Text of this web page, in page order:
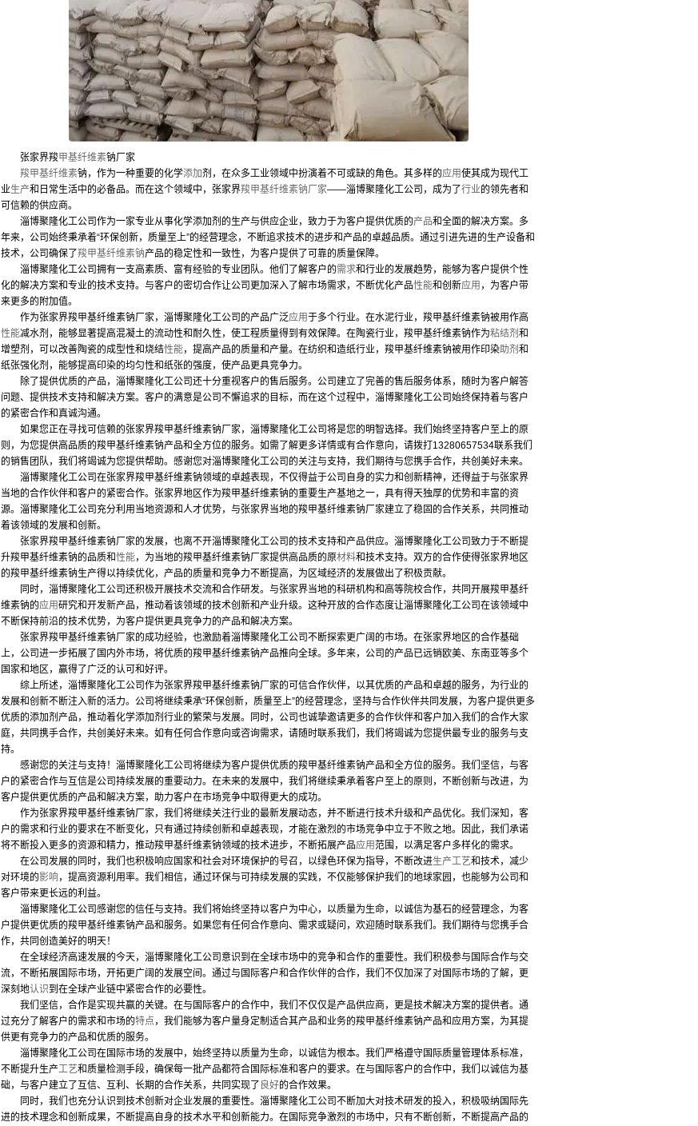
张家界羧甲基纤维素钠厂家
羧甲基纤维素钠，作为一种重要的化学添加剂，在众多工业领域中扮演着不可或缺的角色。其多样的应用使其成为现代工
业生产和日常生活中的必备品。而在这个领域中，张家界羧甲基纤维素钠厂家——淄博聚隆化工公司，成为了行业的领先者和
可信赖的供应商。
淄博聚隆化工公司作为一家专业从事化学添加剂的生产与供应企业，致力于为客户提供优质的产品和全面的解决方案。多
年来，公司始终秉承着“环保创新，质量至上”的经营理念，不断追求技术的进步和产品的卓越品质。通过引进先进的生产设备和
技术，公司确保了羧甲基纤维素钠产品的稳定性和一致性，为客户提供了可靠的质量保障。
淄博聚隆化工公司拥有一支高素质、富有经验的专业团队。他们了解客户的需求和行业的发展趋势，能够为客户提供个性
化的解决方案和专业的技术支持。与客户的密切合作让公司更加深入了解市场需求，不断优化产品性能和创新应用 ，为客户带
来更多的附加值。
作为张家界羧甲基纤维素钠厂家，淄博聚隆化工公司的产品广泛应用于多个行业。在水泥行业，羧甲基纤维素钠被用作高
性能减水剂，能够显著提高混凝土的流动性和耐久性，使工程质量得到有效保障。在陶瓷行业，羧甲基纤维素钠作为粘结剂 和
增塑剂，可以改善陶瓷的成型性和烧结性能，提高产品的质量和产量。在纺织和造纸行业，羧甲基纤维素钠被用作印染助剂 和
纸张强化剂，能够提高印染的均匀性和纸张的强度，使产品更具竞争力。
除了提供优质的产品，淄博聚隆化工公司还十分重视客户的售后服务。公司建立了完善的售后服务体系，随时为客户解答
问题、提供技术支持和解决方案。客户的满意是公司不懈追求的目标，而在这个过程中，淄博聚隆化工公司始终保持着与客户
的紧密合作和真诚沟通。
如果您正在寻找可信赖的张家界羧甲基纤维素钠厂家，淄博聚隆化工公司将是您的明智选择。我们始终坚持客户至上的原
则，为您提供高品质的羧甲基纤维素钠产品和全方位的服务。如需了解更多详情或有合作意向，请拨打13280657534联系我们
的销售团队，我们将竭诚为您提供帮助。感谢您对淄博聚隆化工公司的关注与支持，我们期待与您携手合作，共创美好未来。
淄博聚隆化工公司在张家界羧甲基纤维素钠领域的卓越表现，不仅得益于公司自身的实力和创新精神，还得益于与张家界
当地的合作伙伴和客户的紧密合作。张家界地区作为羧甲基纤维素钠的重要生产基地之一，具有得天独厚的优势和丰富的资
源。淄博聚隆化工公司充分利用当地资源和人才优势，与张家界当地的羧甲基纤维素钠厂家建立了稳固的合作关系，共同推动
着该领域的发展和创新。
张家界羧甲基纤维素钠厂家的发展，也离不开淄博聚隆化工公司的技术支持和产品供应。淄博聚隆化工公司致力于不断提
升羧甲基纤维素钠的品质和性能，为当地的羧甲基纤维素钠厂家提供高品质的原材料和技术支持。双方的合作使得张家界地区
的羧甲基纤维素钠生产得以持续优化，产品的质量和竞争力不断提高，为区域经济的发展做出了积极贡献。
同时，淄博聚隆化工公司还积极开展技术交流和合作研发。与张家界当地的科研机构和高等院校合作，共同开展羧甲基纤
维素钠的应用研究和开发新产品，推动着该领域的技术创新和产业升级。这种开放的合作态度让淄博聚隆化工公司在该领域中
不断保持前沿的技术优势，为客户提供更具竞争力的产品和解决方案。
张家界羧甲基纤维素钠厂家的成功经验，也激励着淄博聚隆化工公司不断探索更广阔的市场。在张家界地区的合作基础
上，公司进一步拓展了国内外市场，将优质的羧甲基纤维素钠产品推向全球。多年来，公司的产品已远销欧美、东南亚等多个
国家和地区，赢得了广泛的认可和好评。
综上所述，淄博聚隆化工公司作为张家界羧甲基纤维素钠厂家的可信合作伙伴，以其优质的产品和卓越的服务，为行业的
发展和创新不断注入新的活力。公司将继续秉承“环保创新，质量至上”的经营理念，坚持与合作伙伴共同发展，为客户提供更多
优质的添加剂产品，推动着化学添加剂行业的繁荣与发展。同时，公司也诚挚邀请更多的合作伙伴和客户加入我们的合作大家
庭，共同携手合作，共创美好未来。如有任何合作意向或咨询需求，请随时联系我们，我们将竭诚为您提供最专业的服务与支
持。
感谢您的关注与支持！淄博聚隆化工公司将继续为客户提供优质的羧甲基纤维素钠产品和全方位的服务。我们坚信，与客
户的紧密合作与互信是公司持续发展的重要动力。在未来的发展中，我们将继续秉承着客户至上的原则，不断创新与改进，为
客户提供更优质的产品和解决方案，助力客户在市场竞争中取得更大的成功。
作为张家界羧甲基纤维素钠厂家，我们将继续关注行业的最新发展动态，并不断进行技术升级和产品优化。我们深知，客
户的需求和行业的要求在不断变化，只有通过持续创新和卓越表现，才能在激烈的市场竞争中立于不败之地。因此，我们承诺
将不断投入更多的资源和精力，推动羧甲基纤维素钠领域的技术进步，不断拓展产品应用范围，以满足客户多样化的需求。
在公司发展的同时，我们也积极响应国家和社会对环境保护的号召，以绿色环保为指导，不断改进生产工艺和技术，减少
对环境的影响 ，提高资源利用率。我们相信，通过环保与可持续发展的实践，不仅能够保护我们的地球家园，也能够为公司和
客户带来更长远的利益。
淄博聚隆化工公司感谢您的信任与支持。我们将始终坚持以客户为中心，以质量为生命，以诚信为基石的经营理念，为客
户提供更优质的羧甲基纤维素钠产品和服务。如果您有任何合作意向、需求或疑问，欢迎随时联系我们。我们期待与您携手合
作，共同创造美好的明天！
在全球经济高速发展的今天，淄博聚隆化工公司意识到在全球市场中的竞争和合作的重要性。我们积极参与国际合作与交
流，不断拓展国际市场，开拓更广阔的发展空间。通过与国际客户和合作伙伴的合作，我们不仅加深了对国际市场的了解，更
深刻地认识到在全球产业链中紧密合作的必要性。
我们坚信，合作是实现共赢的关键。在与国际客户的合作中，我们不仅仅是产品供应商，更是技术解决方案的提供者。通
过充分了解客户的需求和市场的特点 ，我们能够为客户量身定制适合其产品和业务的羧甲基纤维素钠产品和应用方案，为其提
供更有竞争力的产品和优质的服务。
淄博聚隆化工公司在国际市场的发展中，始终坚持以质量为生命，以诚信为根本。我们严格遵守国际质量管理体系标准，
不断提升生产工艺和质量检测手段，确保每一批产品都符合国际标准和客户的要求。在与国际客户的合作中，我们以诚信为基
础，与客户建立了互信、互利、长期的合作关系，共同实现了 良好的合作效果。
同时，我们也充分认识到技术创新对企业发展的重要性。淄博聚隆化工公司不断加大对技术研发的投入，积极吸纳国际先
进的技术理念和创新成果，不断提高自身的技术水平和创新能力。在国际竞争激烈的市场中，只有不断创新，不断提高产品的